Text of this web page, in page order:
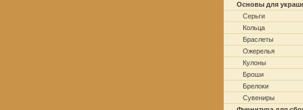
Основы для
Серьги
Кольца
Браслеты
Ожерелья
Кулоны
Броши
Брелоки
Сувениры